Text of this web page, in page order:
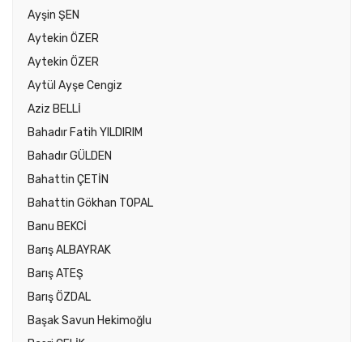
Ayşin ŞEN
Aytekin ÖZER
Aytekin ÖZER
Aytül Ayşe Cengiz
Aziz BELLİ
Bahadır Fatih YILDIRIM
Bahadır GÜLDEN
Bahattin ÇETİN
Bahattin Gökhan TOPAL
Banu BEKCİ
Barış ALBAYRAK
Barış ATEŞ
Barış ÖZDAL
Başak Savun Hekimoğlu